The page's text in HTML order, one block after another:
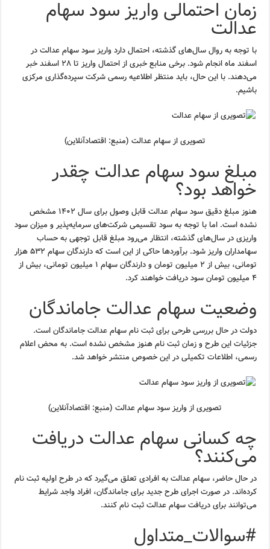
زمان احتمالی واریز سود سهام
عدالت
با توجه به روال سال‌های گذشته، احتمال دارد واریز سود سهام عدالت در
اسفند ماه انجام شود. برخی منابع خبری از احتمال واریز تا ۲۸ اسفند خبر
می‌دهند. با این حال، باید منتظر اطلاعیه رسمی شرکت سپرده‌گذاری مرکزی
باشیم.
تصویری از سهام عدالت (منبع: اقتصادآنلاین)
مبلغ سود سهام عدالت چقدر
خواهد بود؟
هنوز مبلغ دقیق سود سهام عدالت قابل وصول برای سال ۱۴۰۲ مشخص
نشده است. اما با توجه به سود تقسیمی شرکت‌های سرمایه‌پذیر و میزان سود
واریزی در سال‌های گذشته، انتظار می‌رود مبلغ قابل توجهی به حساب
سهامداران واریز شود. برآوردها حاکی از این است که دارندگان سهام ۵۳۲ هزار
تومانی، بیش از ۲ میلیون تومان و دارندگان سهام ۱ میلیون تومانی، بیش از
۴ میلیون تومان سود دریافت خواهند کرد.
وضعیت سهام عدالت جاماندگان
دولت در حال بررسی طرحی برای ثبت نام سهام عدالت جاماندگان است.
جزئیات این طرح و زمان ثبت نام هنوز مشخص نشده است. به محض اعلام
رسمی، اطلاعات تکمیلی در این خصوص منتشر خواهد شد.
تصویری از واریز سود سهام عدالت (منبع: اقتصادآنلاین)
چه کسانی سهام عدالت دریافت
می‌کنند؟
در حال حاضر، سهام عدالت به افرادی تعلق می‌گیرد که در طرح اولیه ثبت نام
کرده‌اند. در صورت اجرای طرح جدید برای جاماندگان، افراد واجد شرایط
می‌توانند برای دریافت سهام عدالت ثبت نام کنند.
#سوالات_متداول